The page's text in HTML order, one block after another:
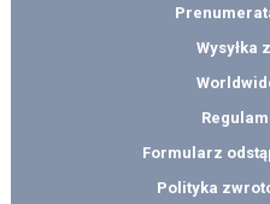
Wysyłka
Formularz
Polityka